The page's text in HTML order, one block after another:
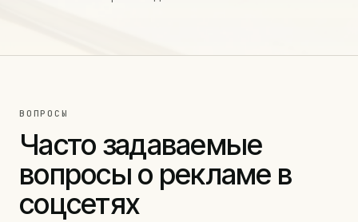
ВОПРОСЫ
Часто задаваемые
вопросы о рекламе в
соцсетях